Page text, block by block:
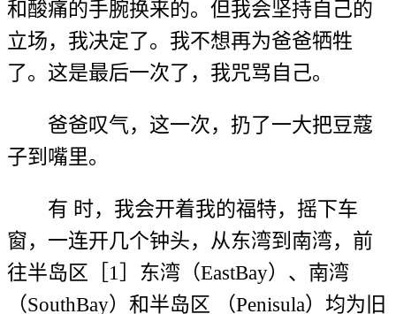
和酸痛的手腕换来的。但我会坚持自己的
立场，我决定了。我不想再为爸爸牺牲
了。这是最后一次了，我咒骂自己。
爸爸叹气，这一次，扔了一大把豆蔻
子到嘴里。
有 时，我会开着我的福特，摇下车
窗，一连开几个钟头，从东湾到南湾，前
往半岛区［1］东湾（EastBay）、南湾
（SouthBay）和半岛区 （Penisula）均为旧